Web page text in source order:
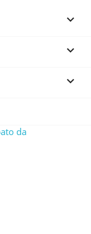



da